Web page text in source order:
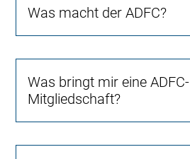
Was macht der ADFC?
Was bringt mir eine ADFC-
Mitgliedschaft?